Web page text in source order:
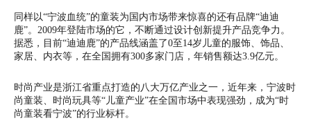
同样以“宁波血统”的童装为国内市场带来惊喜的还有品牌“迪迪
鹿”。2009年登陆市场的它，不断通过设计创新提升产品竞争力。
据悉，目前“迪迪鹿”的产品线涵盖了0至14岁儿童的服饰、饰品、
家居、内衣等，在全国拥有300多家门店，年销售额达3.9亿元。
时尚产业是浙江省重点打造的八大万亿产业之一，近年来，宁波时
尚童装、时尚玩具等“儿童产业”在全国市场中表现强劲，成为“时
尚童装看宁波”的行业标杆。